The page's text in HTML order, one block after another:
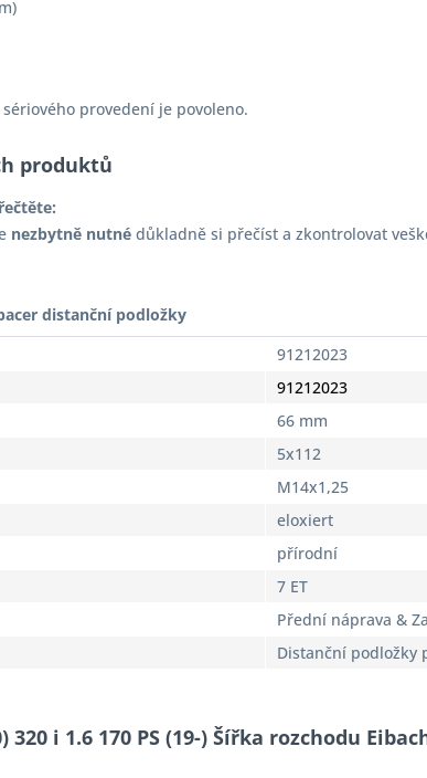
provedení je povoleno.
produktů
nezbytně nutné důkladně si přečíst a zkontrolovat
distanční podložky
91212023
91212023
66 mm
5x112
M14x1,25
eloxiert
přírodní
7 ET
Přední náprava &
Distanční podložky
i 1.6 170 PS (19-) Šířka rozchodu